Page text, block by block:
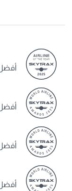
أفضل
أفضل